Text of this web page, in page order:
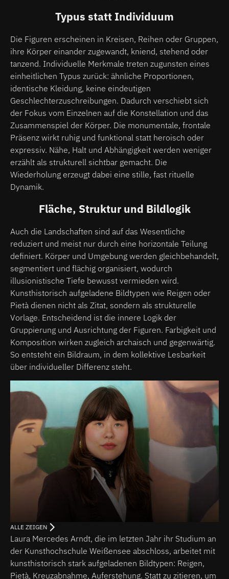
Typus statt Individuum
Die Figuren erscheinen in Kreisen, Reihen oder Gruppen,
ihre Körper einander zugewandt, kniend, stehend oder
tanzend. Individuelle Merkmale treten zugunsten eines
einheitlichen Typus zurück: ähnliche Proportionen,
identische Kleidung, keine eindeutigen
Geschlechterzuschreibungen. Dadurch verschiebt sich
der Fokus vom Einzelnen auf die Konstellation und das
Zusammenspiel der Körper. Die monumentale, frontale
Präsenz wirkt ruhig und funktional statt heroisch oder
expressiv. Nähe, Halt und Abhängigkeit werden weniger
erzählt als strukturell sichtbar gemacht. Die
Wiederholung erzeugt dabei eine stille, fast rituelle
Dynamik.
Fläche, Struktur und Bildlogik
Auch die Landschaften sind auf das Wesentliche
reduziert und meist nur durch eine horizontale Teilung
definiert. Körper und Umgebung werden gleichbehandelt,
segmentiert und flächig organisiert, wodurch
illusionistische Tiefe bewusst vermieden wird.
Kunsthistorisch aufgeladene Bildtypen wie Reigen oder
Pietà dienen nicht als Zitat, sondern als strukturelle
Vorlage. Entscheidend ist die innere Logik der
Gruppierung und Ausrichtung der Figuren. Farbigkeit und
Komposition wirken zugleich archaisch und gegenwärtig.
So entsteht ein Bildraum, in dem kollektive Lesbarkeit
über individueller Differenz steht.
ALLE ZEIGEN
Laura Mercedes Arndt, die im letzten Jahr ihr Studium an
der Kunsthochschule Weißensee abschloss, arbeitet mit
kunsthistorisch stark aufgeladenen Bildtypen: Reigen,
Pietà, Kreuzabnahme, Auferstehung. Statt zu zitieren, um